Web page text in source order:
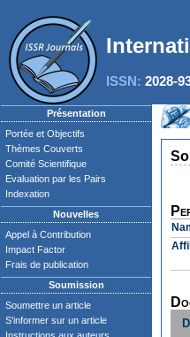
ISSN: 2028-
Présentation
Portée et Objectifs
Thèmes Couverts
Comité Scientifique
Evaluation par les Pairs
Indexation
Nouvelles
Appel à Contribution
Impact Factor
Frais de publication
Soumission
Soumettre un article
S'informer sur un article